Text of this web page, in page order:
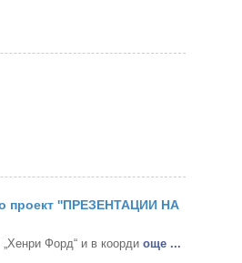
проект ''ПРЕЗЕНТАЦИИ НА
Форд“ и в коорди oще ...